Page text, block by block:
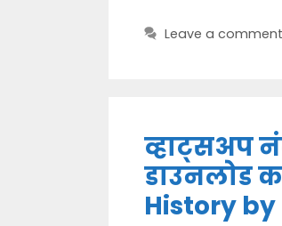
Leave a comment
व्हाट्सअप
डाउनलोड
History